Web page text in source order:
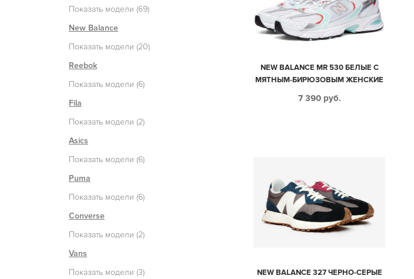
NEW BALANCE MR 530 БЕЛЫЕ С
МЯТНЫМ-БИРЮЗОВЫМ ЖЕНСКИЕ
7 390 руб.
NEW BALANCE 327 ЧЕРНО-СЕРЫЕ
Показать модели (69)
New Balance
Показать модели (20)
Reebok
Показать модели (6)
Fila
Показать модели (2)
Asics
Показать модели (6)
Puma
Показать модели (6)
Converse
Показать модели (2)
Vans
Показать модели (3)